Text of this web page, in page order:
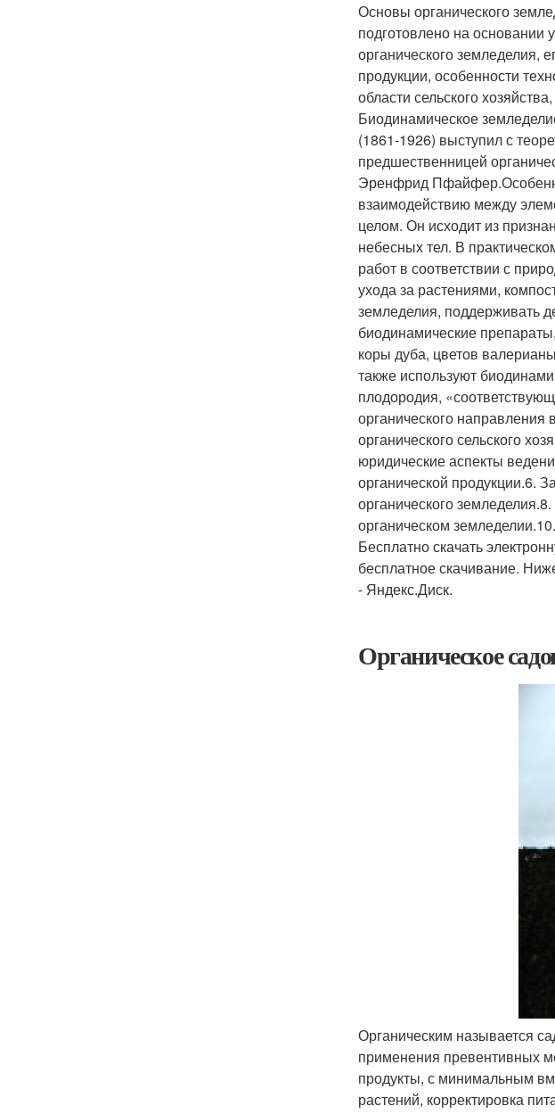
Основы органического
подготовлено на основании
органического земледелия,
продукции, особенности
области сельского
Биодинамическое
(1861-1926) выступил с
предшественницей
Эренфрид
взаимодействию между
целом. Он исходит из
небесных тел. В
работ в соответствии с
ухода за растениями,
земледелия, поддерживать
биодинамические
коры дуба, цветов
также используют
плодородия,
органического направления
органического сельского
юридические аспекты
органической продукции.6.
органического
органическом
Бесплатно скачать
бесплатное скачивание.
- Яндекс.Диск.
Органическое
Органическим называется
применения превентивных
продукты, с минимальным
растений, корректировка